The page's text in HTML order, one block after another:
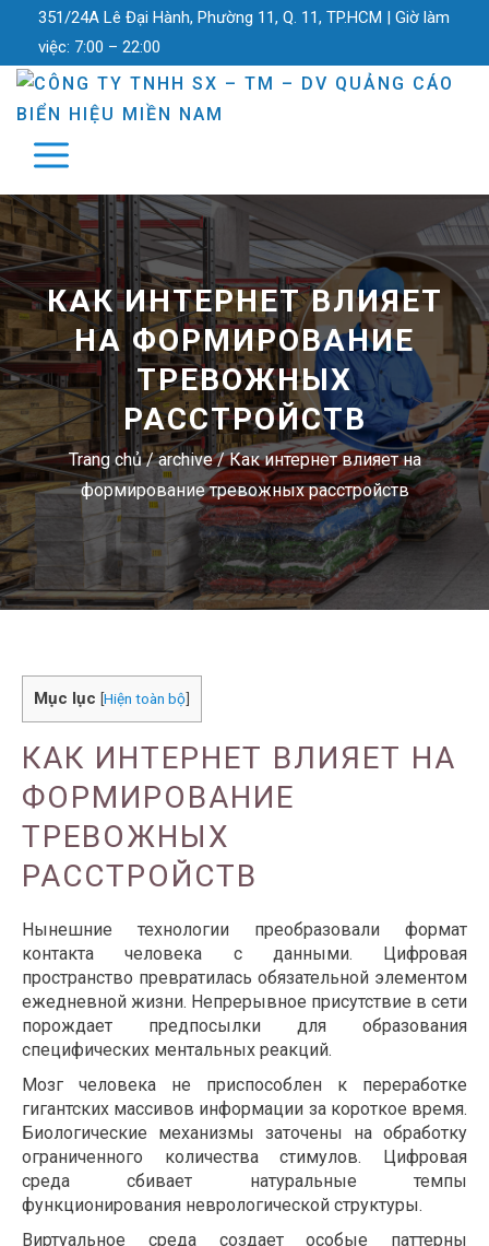
351/24A Lê Đại Hành, Phường 11, Q. 11, TP.HCM | Giờ làm
việc: 7:00 – 22:00
КАК ИНТЕРНЕТ ВЛИЯЕТ
НА ФОРМИРОВАНИЕ
ТРЕВОЖНЫХ
РАССТРОЙСТВ
Trang chủ/archive/Как интернет влияет на
формирование тревожных расстройств
Mục lục [Hiện toàn bộ]
КАК ИНТЕРНЕТ ВЛИЯЕТ НА
ФОРМИРОВАНИЕ
ТРЕВОЖНЫХ
РАССТРОЙСТВ
Нынешние технологии преобразовали формат
контакта человека с данными. Цифровая
пространство превратилась обязательной элементом
ежедневной жизни. Непрерывное присутствие в сети
порождает предпосылки для образования
специфических ментальных реакций.
Мозг человека не приспособлен к переработке
гигантских массивов информации за короткое время.
Биологические механизмы заточены на обработку
ограниченного количества стимулов. Цифровая
среда сбивает натуральные темпы
функционирования неврологической структуры.
Виртуальное среда создает особые паттерны